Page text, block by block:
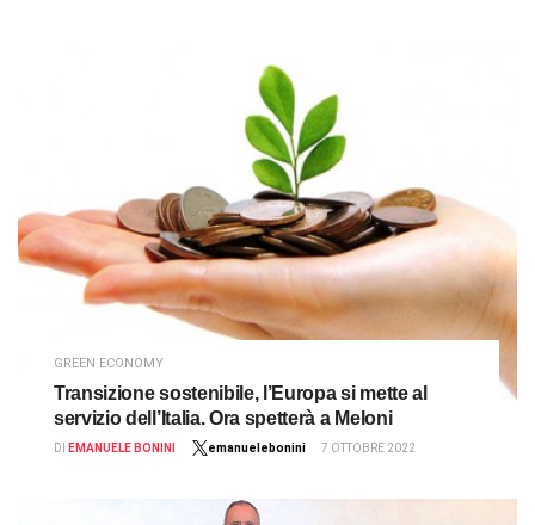
GREEN ECONOMY
Transizione sostenibile, l’Europa si mette al
servizio dell’Italia. Ora spetterà a Meloni
DI EMANUELE BONINI emanuelebonini 7 OTTOBRE 2022